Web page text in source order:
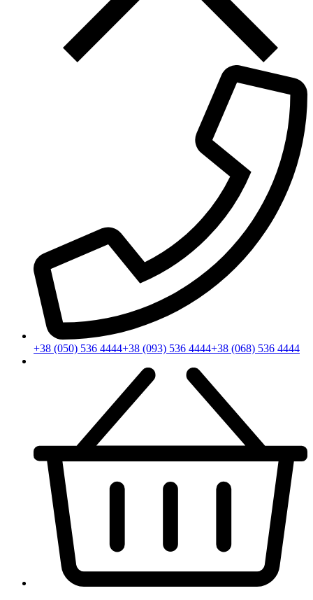
+38 (050) 536 4444+38 (093) 536 4444+38 (068) 536 4444